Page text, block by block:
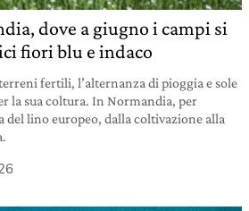
dove a giugno i campi si
fiori blu e indaco
fertili, l’alternanza di pioggia e sole
la sua coltura. In Normandia, per
del lino europeo, dalla coltivazione alla